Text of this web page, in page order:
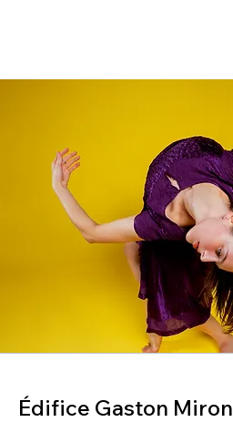
Édifice Gaston Miron